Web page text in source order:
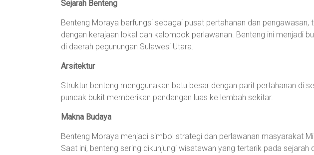
Sejarah Benteng
Benteng Moraya berfungsi sebagai pusat pertahanan dan
dengan kerajaan lokal dan kelompok perlawanan. Benteng ini menjadi
di daerah pegunungan Sulawesi Utara.
Arsitektur
Struktur benteng menggunakan batu besar dengan parit pertahanan di
puncak bukit memberikan pandangan luas ke lembah sekitar.
Makna Budaya
Benteng Moraya menjadi simbol strategi dan perlawanan masyarakat
Saat ini, benteng sering dikunjungi wisatawan yang tertarik pada sejarah